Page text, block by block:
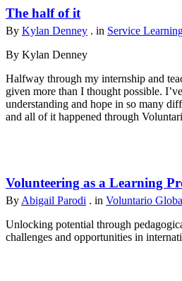
The half of it
By Kylan Denney . in Service
By Kylan Denney
Halfway through my internship and
given more than I thought possible.
understanding and hope in so many
and all of it happened through
Volunteering as a Learning
By Abigail Parodi . in Voluntario
Unlocking potential through
challenges and opportunities in